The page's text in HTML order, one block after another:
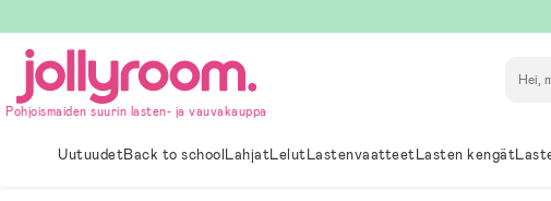
till
innehållet
Pohjoismaiden suurin lasten- ja vauvakauppa
UutuudetBack to schoolLahjatLelutLastenvaatteetLasten kengät